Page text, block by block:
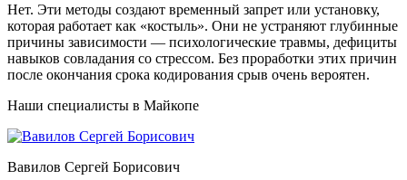
Нет. Эти методы создают временный запрет или установку,
которая работает как «костыль». Они не устраняют глубинные
причины зависимости — психологические травмы, дефициты
навыков совладания со стрессом. Без проработки этих причин
после окончания срока кодирования срыв очень вероятен.
Наши специалисты в Майкопе
Вавилов Сергей Борисович